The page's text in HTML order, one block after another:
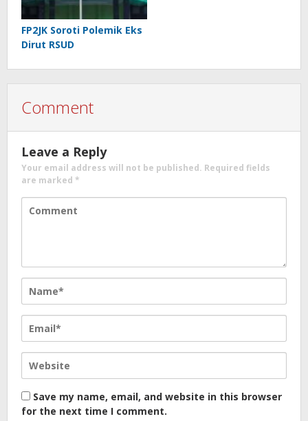
FP2JK Soroti Polemik Eks
Dirut RSUD
Comment
Leave a Reply
Your email address will not be published. Required fields
are marked *
Save my name, email, and website in this browser
for the next time I comment.